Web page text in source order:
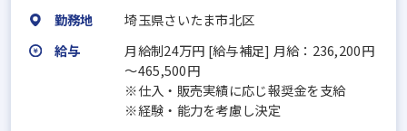
勤務地
埼玉県さいたま市北区
給与
月給制24万円 [給与補足] 月給：236,200円
～465,500円
※仕入・販売実績に応じ報奨金を支給
※経験・能力を考慮し決定